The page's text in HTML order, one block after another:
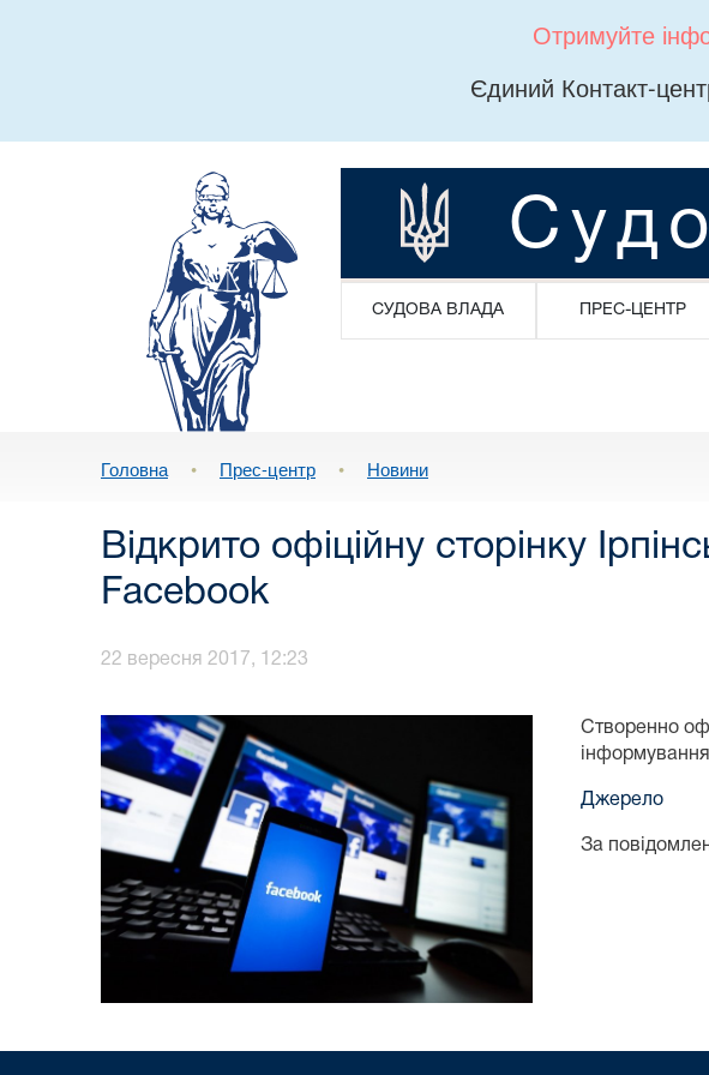
Отримуйте
Єдиний Контакт-
СУДОВА ВЛАДА ПРЕС-ЦЕНТР
Головна • Прес-центр • Новини
Відкрито офіційну сторінку
Facebook
22 вересня 2017, 12:23
Створенно
Джерело
За